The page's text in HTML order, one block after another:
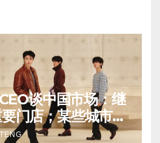
谈中国市场：继
门店；某些城市的
再有价值
TENG